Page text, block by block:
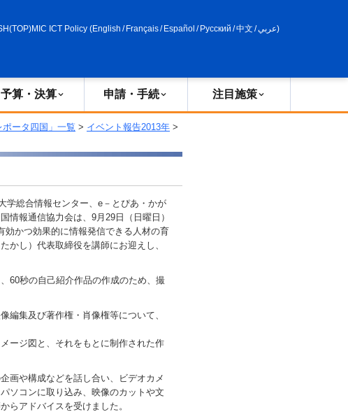
MIC ICT Policy (English / Français/ Español / Русский /中文 /عربي)
予算・決算 申請・手続 注目施策
ータ四国」一覧 > イベント報告2013年 >
学総合情報センター、e－とぴあ・かが
情報通信協力会は、9月29日（日曜日）
効かつ効果的に情報発信できる人材の育
し）代表取締役を講師にお迎えし、
60秒の自己紹介作品の作成のため、撮
集及び著作権・肖像権等について、
ージ図と、それをもとに制作された作
画や構成などを話し合い、ビデオカメ
ソコンに取り込み、映像のカットや文
らアドバイスを受けました。